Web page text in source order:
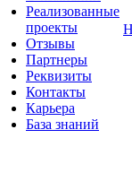
Реализованные
проекты
Отзывы
Партнеры
Реквизиты
Контакты
Карьера
База знаний